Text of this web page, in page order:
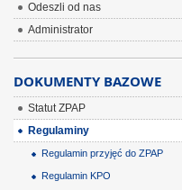
Odeszli od nas
Administrator
DOKUMENTY BAZOWE
Statut ZPAP
Regulaminy
Regulamin przyjęć do ZPAP
Regulamin KPO